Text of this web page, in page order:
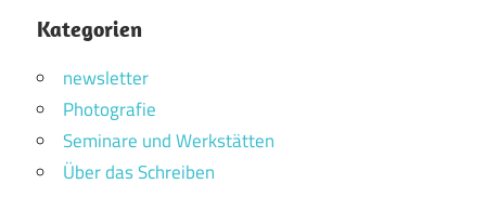
Kategorien
newsletter
Photografie
Seminare und Werkstätten
Über das Schreiben